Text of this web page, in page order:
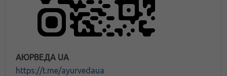
АЮРВЕДА UA
https://t.me/ayurvedaua